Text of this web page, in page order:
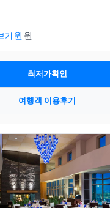
기
최저가확인
여행객 이용후기